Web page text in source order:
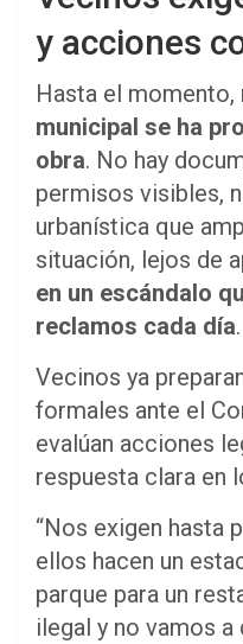
y acciones
Hasta el momento,
municipal se ha
obra. No hay
permisos visibles,
urbanística que
situación, lejos de
en un escándalo
reclamos cada día.
Vecinos ya
formales ante el
evalúan acciones
respuesta clara en
“Nos exigen hasta
ellos hacen un
parque para un
ilegal y no vamos